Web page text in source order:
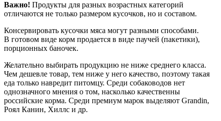
Важно! Продукты для разных возрастных категорий
отличаются не только размером кусочков, но и составом.
Консервировать кусочки мяса могут разными способами.
В готовом виде корм продается в виде паучей (пакетики),
порционных баночек.
Желательно выбирать продукцию не ниже среднего класса.
Чем дешевле товар, тем ниже у него качество, поэтому такая
еда только навредит питомцу. Среди собаководов нет
однозначного мнения о том, насколько качественны
российские корма. Среди премиум марок выделяют Grandin,
Роял Канин, Хиллс и др.